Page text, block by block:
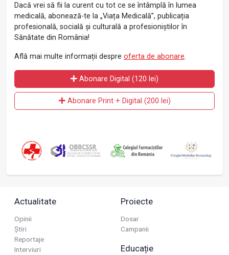
Dacă vrei să fii la curent cu tot ce se întâmplă în lumea
medicală, abonează-te la „Viața Medicală”, publicația
profesională, socială și culturală a profesioniștilor în
Sănătate din România!
Află mai multe informații despre oferta de abonare.
Abonare Digital (120 lei)
Abonare Print + Digital (200 lei)
Actualitate
Opinii
Știri
Reportaje
Interviuri
Proiecte
Dosar
Campanii
Educație